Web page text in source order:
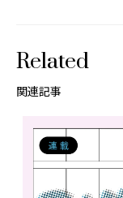
Related
関連記事